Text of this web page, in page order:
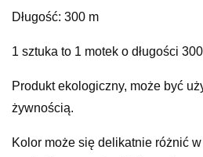
Długość: 300 m
1 sztuka to 1 motek o długości
Produkt ekologiczny, może być
żywnością.
Kolor może się delikatnie różnić